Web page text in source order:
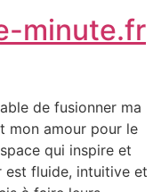
minute.fr
de fusionner ma
mon amour pour le
qui inspire et
est fluide, intuitive et